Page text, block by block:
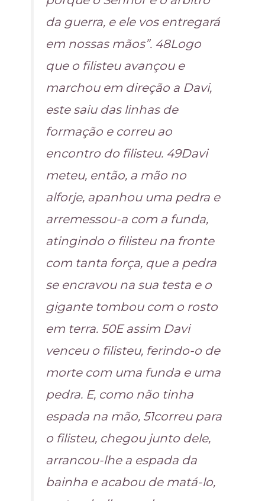
da guerra, e ele vos entregará
em nossas mãos”. 48Logo
que o filisteu avançou e
marchou em direção a Davi,
este saiu das linhas de
formação e correu ao
encontro do filisteu. 49Davi
meteu, então, a mão no
alforje, apanhou uma pedra e
arremessou-a com a funda,
atingindo o filisteu na fronte
com tanta força, que a pedra
se encravou na sua testa e o
gigante tombou com o rosto
em terra. 50E assim Davi
venceu o filisteu, ferindo-o de
morte com uma funda e uma
pedra. E, como não tinha
espada na mão, 51correu para
o filisteu, chegou junto dele,
arrancou-lhe a espada da
bainha e acabou de matá-lo,